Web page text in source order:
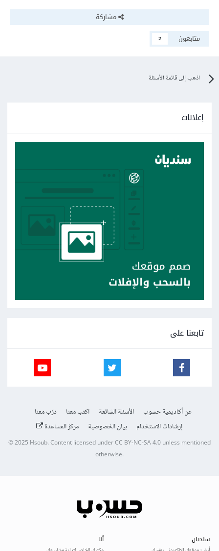
مشاركة
متابعون
2
اذهب إلى قائمة الأسئلة
إعلانات
تابعنا على
عن أكاديمية حسوب الأسئلة الشائعة اكتب معنا
درّب معنا
إرشادات الاستخدام
بيان الخصوصية مركز المساعدة
© 2025Hsoub.Content licensed underCC BY-NC-SA 4.0unless mentioned
otherwise.